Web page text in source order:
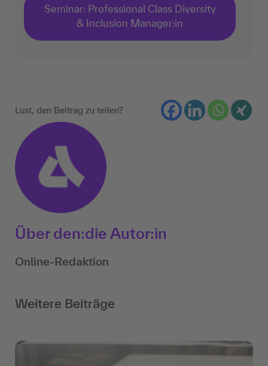
Seminar: Professional Class Diversity
& Inclusion Manager:in
Lust, den Beitrag zu teilen?
Über den:die Autor:in
Online-Redaktion
Weitere Beiträge